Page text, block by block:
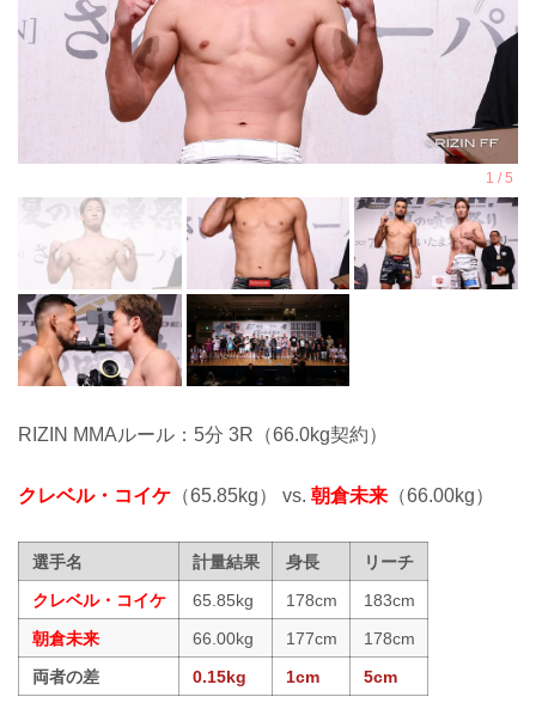
RIZIN MMAルール：5分 3R（66.0kg契約）
クレベル・コイケ （65.85kg） vs. 朝倉未来 （66.00kg）
選手名 計量結果 身長
リーチ
クレベル・コイケ
65.85kg 178cm
183cm
朝倉未来
66.00kg 177cm
178cm
両者の差
0.15kg 1cm 5cm